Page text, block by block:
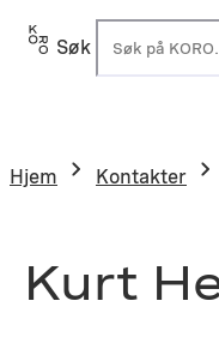
Søk
Hjem Kontakter
Kurt